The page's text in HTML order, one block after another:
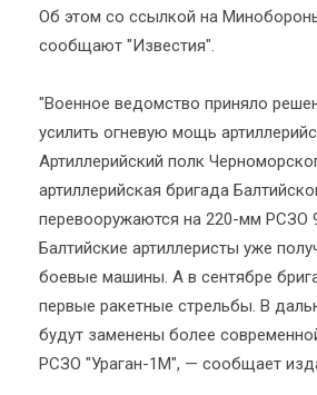
Об этом со ссылкой на
сообщают "Известия".
"Военное ведомство приняло
усилить огневую мощь
Артиллерийский полк
артиллерийская бригада
перевооружаются на 220-мм РСЗО
Балтийские артиллеристы уже
боевые машины. А в сентябре
первые ракетные стрельбы. В
будут заменены более
РСЗО "Ураган-1М", — сообщает